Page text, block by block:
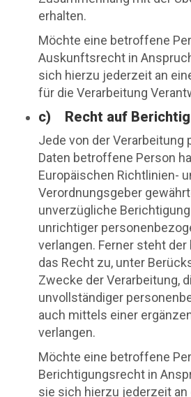
erhalten.
Möchte eine betroffene
Auskunftsrecht in
sich hierzu jederzeit an
für die Verarbeitung
c) Recht auf
Jede von der Verarbeitung
Daten betroffene Person
Europäischen Richtlinien-
Verordnungsgeber
unverzügliche
unrichtiger
verlangen. Ferner steht
das Recht zu, unter
Zwecke der Verarbeitung,
unvollständiger
auch mittels einer
verlangen.
Möchte eine betroffene
Berichtigungsrecht in
sie sich hierzu jederzeit